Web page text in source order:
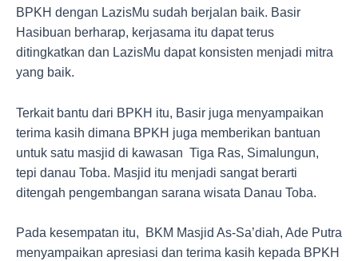
BPKH dengan LazisMu sudah berjalan baik. Basir
Hasibuan berharap, kerjasama itu dapat terus
ditingkatkan dan LazisMu dapat konsisten menjadi mitra
yang baik.
Terkait bantu dari BPKH itu, Basir juga menyampaikan
terima kasih dimana BPKH juga memberikan bantuan
untuk satu masjid di kawasan Tiga Ras, Simalungun,
tepi danau Toba. Masjid itu menjadi sangat berarti
ditengah pengembangan sarana wisata Danau Toba.
Pada kesempatan itu, BKM Masjid As-Sa’diah, Ade Putra
menyampaikan apresiasi dan terima kasih kepada BPKH